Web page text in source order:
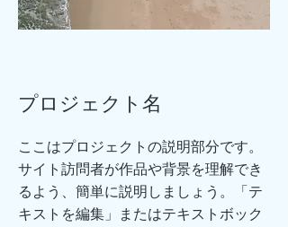
プロジェクト名
ここはプロジェクトの説明部分です。
サイト訪問者が作品や背景を理解でき
るよう、簡単に説明しましょう。「テ
キストを編集」またはテキストボック